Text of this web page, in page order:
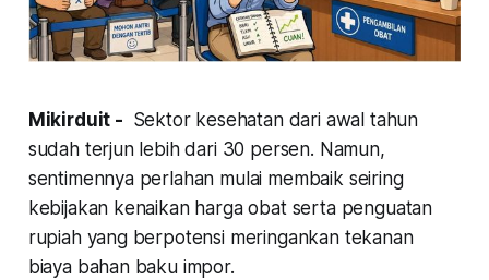
Mikirduit - Sektor kesehatan dari awal tahun
sudah terjun lebih dari 30 persen. Namun,
sentimennya perlahan mulai membaik seiring
kebijakan kenaikan harga obat serta penguatan
rupiah yang berpotensi meringankan tekanan
biaya bahan baku impor.